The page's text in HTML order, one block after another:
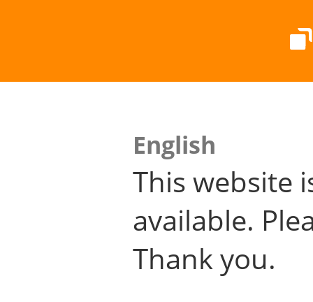
English
This website
available.
Thank you.